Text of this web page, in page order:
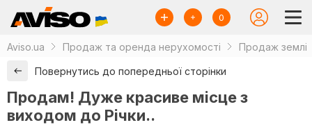
0
Aviso.ua Продаж та оренда нерухомості Продаж землі
Повернутись до попередньої сторінки
Продам! Дуже красиве місце з
виходом до Річки..